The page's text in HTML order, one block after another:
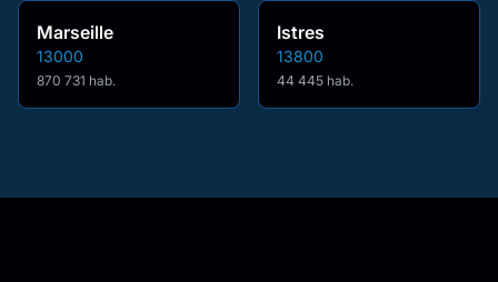
Marseille
13000
870 731 hab.
Istres
13800
44 445 hab.